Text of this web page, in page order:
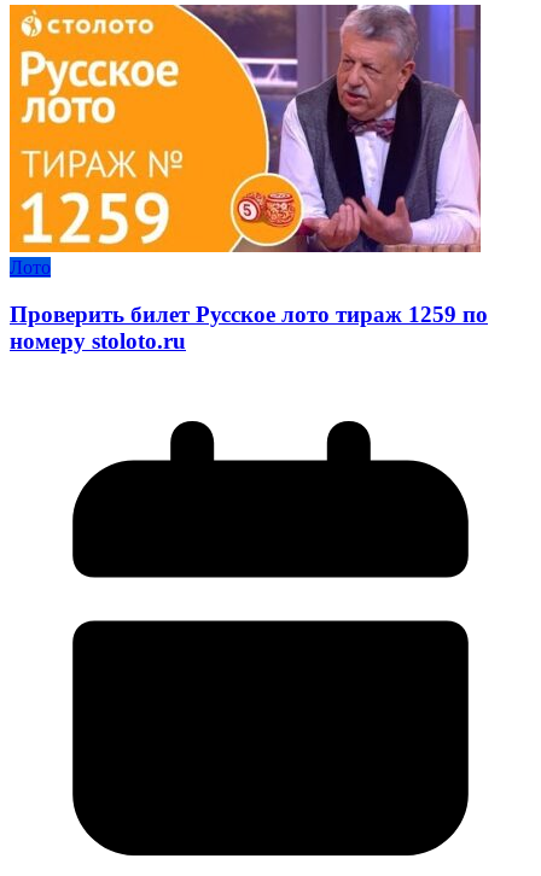
Лото
Проверить билет Русское лото тираж 1259 по
номеру stoloto.ru